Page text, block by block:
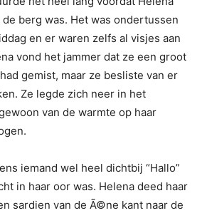
berg was. Het was ondertussen
en er waren zelfs al visjes aan
vond het jammer dat ze een groot
gemist, maar ze besliste van er
Ze legde zich neer in het
van de warmte op haar
iemand wel heel dichtbij “Hallo”
in haar oor was. Helena deed haar
sardien van de Ã©ne kant naar de